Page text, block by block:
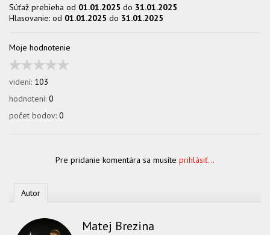
Súťaž prebieha od 01.01.2025 do 31.01.2025
Hlasovanie: od 01.01.2025 do 31.01.2025
Moje hodnotenie
videní: 103
hodnotení: 0
počet bodov: 0
Pre pridanie komentára sa musíte prihlásiť...
Autor
Matej Brezina